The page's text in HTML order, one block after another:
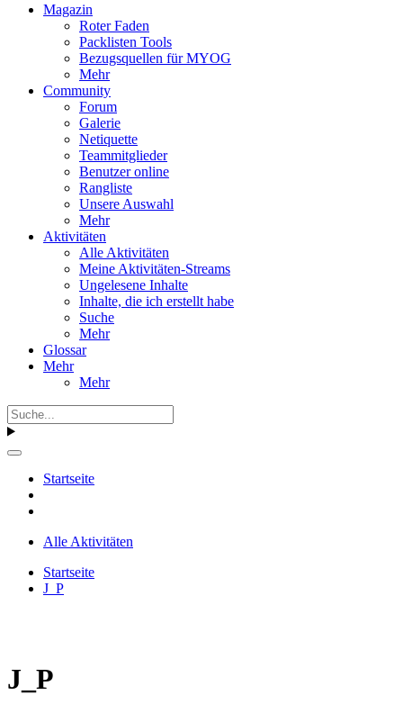
Magazin
Roter Faden
Packlisten Tools
Bezugsquellen für MYOG
Mehr
Community
Forum
Galerie
Netiquette
Teammitglieder
Benutzer online
Rangliste
Unsere Auswahl
Mehr
Aktivitäten
Alle Aktivitäten
Meine Aktivitäten-Streams
Ungelesene Inhalte
Inhalte, die ich erstellt habe
Suche
Mehr
Glossar
Mehr
Mehr
Startseite
Alle Aktivitäten
Startseite
J_P
J_P